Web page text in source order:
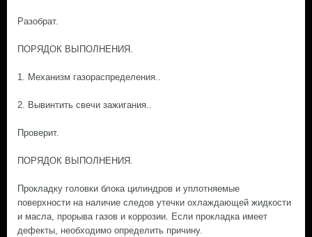
Разобрат.
ПОРЯДОК ВЫПОЛНЕНИЯ.
1. Механизм газораспределения..
2. Вывинтить свечи зажигания..
Проверит.
ПОРЯДОК ВЫПОЛНЕНИЯ.
Прокладку головки блока цилиндров и уплотняемые
поверхности на наличие следов утечки охлаждающей жидкости
и масла, прорыва газов и коррозии. Если прокладка имеет
дефекты, необходимо определить причину.